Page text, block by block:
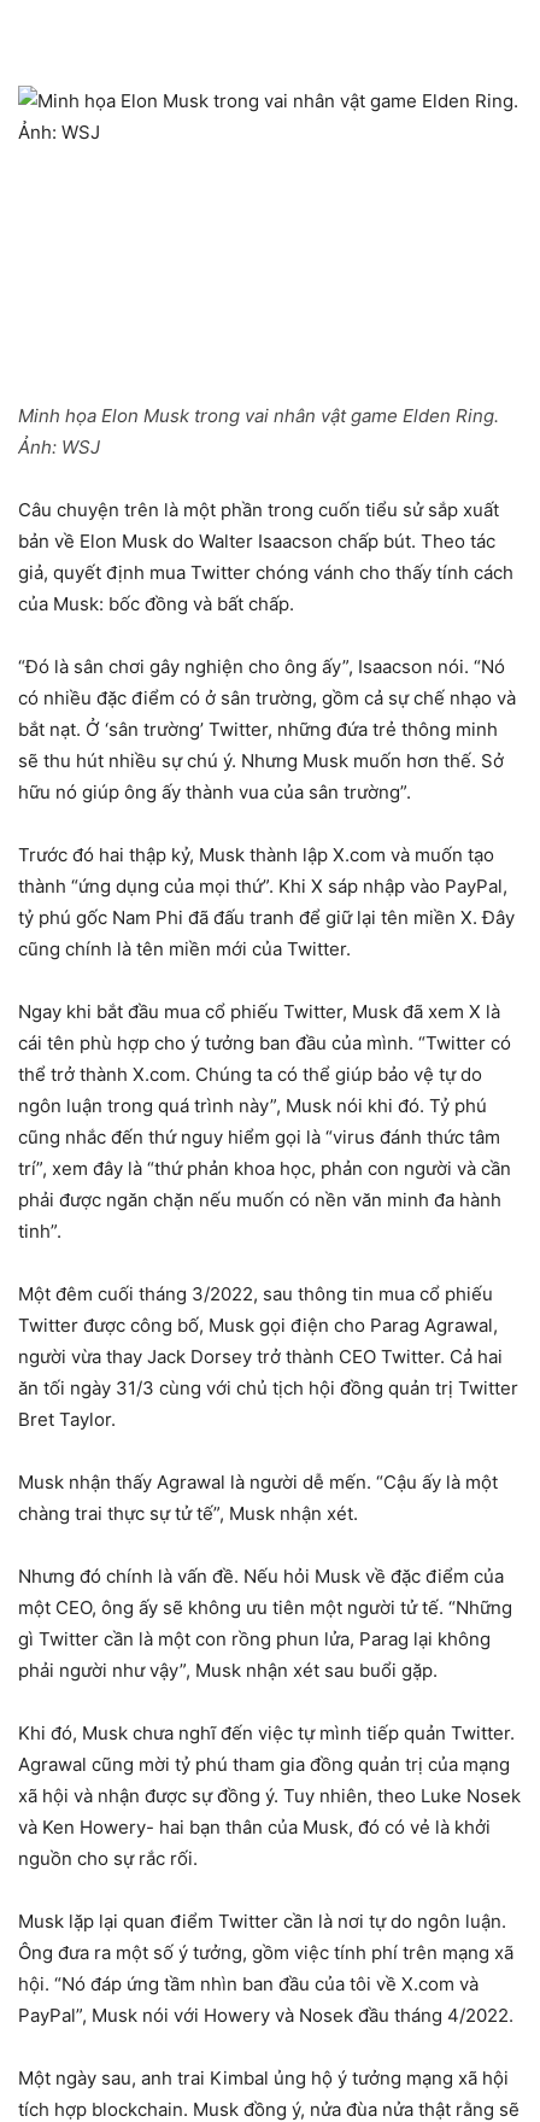
Minh họa Elon Musk trong vai nhân vật game Elden Ring.
Ảnh: WSJ
Câu chuyện trên là một phần trong cuốn tiểu sử sắp xuất
bản về Elon Musk do Walter Isaacson chấp bút. Theo tác
giả, quyết định mua Twitter chóng vánh cho thấy tính cách
của Musk: bốc đồng và bất chấp.
“Đó là sân chơi gây nghiện cho ông ấy”, Isaacson nói. “Nó
có nhiều đặc điểm có ở sân trường, gồm cả sự chế nhạo và
bắt nạt. Ở ‘sân trường’ Twitter, những đứa trẻ thông minh
sẽ thu hút nhiều sự chú ý. Nhưng Musk muốn hơn thế. Sở
hữu nó giúp ông ấy thành vua của sân trường”.
Trước đó hai thập kỷ, Musk thành lập X.com và muốn tạo
thành “ứng dụng của mọi thứ”. Khi X sáp nhập vào PayPal,
tỷ phú gốc Nam Phi đã đấu tranh để giữ lại tên miền X. Đây
cũng chính là tên miền mới của Twitter.
Ngay khi bắt đầu mua cổ phiếu Twitter, Musk đã xem X là
cái tên phù hợp cho ý tưởng ban đầu của mình. “Twitter có
thể trở thành X.com. Chúng ta có thể giúp bảo vệ tự do
ngôn luận trong quá trình này”, Musk nói khi đó. Tỷ phú
cũng nhắc đến thứ nguy hiểm gọi là “virus đánh thức tâm
trí”, xem đây là “thứ phản khoa học, phản con người và cần
phải được ngăn chặn nếu muốn có nền văn minh đa hành
tinh”.
Một đêm cuối tháng 3/2022, sau thông tin mua cổ phiếu
Twitter được công bố, Musk gọi điện cho Parag Agrawal,
người vừa thay Jack Dorsey trở thành CEO Twitter. Cả hai
ăn tối ngày 31/3 cùng với chủ tịch hội đồng quản trị Twitter
Bret Taylor.
Musk nhận thấy Agrawal là người dễ mến. “Cậu ấy là một
chàng trai thực sự tử tế”, Musk nhận xét.
Nhưng đó chính là vấn đề. Nếu hỏi Musk về đặc điểm của
một CEO, ông ấy sẽ không ưu tiên một người tử tế. “Những
gì Twitter cần là một con rồng phun lửa, Parag lại không
phải người như vậy”, Musk nhận xét sau buổi gặp.
Khi đó, Musk chưa nghĩ đến việc tự mình tiếp quản Twitter.
Agrawal cũng mời tỷ phú tham gia đồng quản trị của mạng
xã hội và nhận được sự đồng ý. Tuy nhiên, theo Luke Nosek
và Ken Howery- hai bạn thân của Musk, đó có vẻ là khởi
nguồn cho sự rắc rối.
Musk lặp lại quan điểm Twitter cần là nơi tự do ngôn luận.
Ông đưa ra một số ý tưởng, gồm việc tính phí trên mạng xã
hội. “Nó đáp ứng tầm nhìn ban đầu của tôi về X.com và
PayPal”, Musk nói với Howery và Nosek đầu tháng 4/2022.
Một ngày sau, anh trai Kimbal ủng hộ ý tưởng mạng xã hội
tích hợp blockchain. Musk đồng ý, nửa đùa nửa thật rằng sẽ